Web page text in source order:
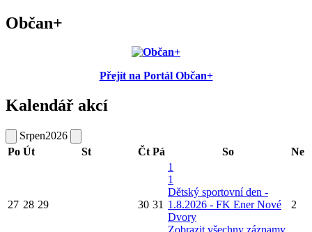
Občan+
Přejít na Portál Občan+
Kalendář akcí
Srpen2026
Po Út St Čt Pá So Ne
27 28 29 30 31
1
1
Dětský sportovní den -
1.8.2026 - FK Ener Nové
Dvory
2